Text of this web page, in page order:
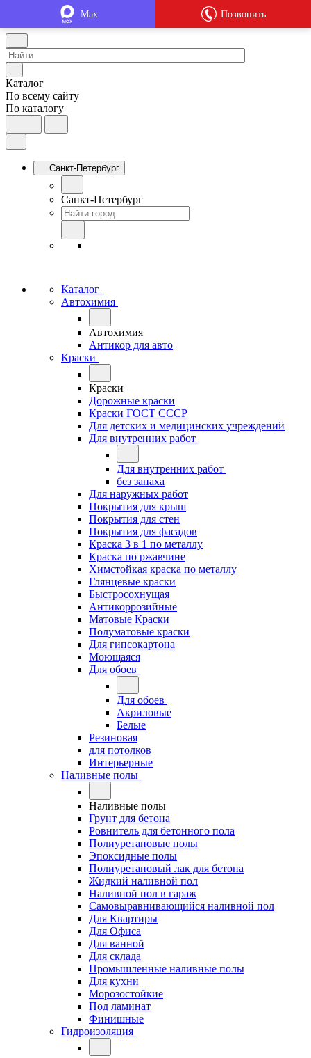
Каталог
По всему сайту
По каталогу
Санкт-Петербург
Санкт-Петербург
Каталог
Автохимия
Автохимия
Антикор для авто
Краски
Краски
Дорожные краски
Краски ГОСТ СССР
Для детских и медицинских учреждений
Для внутренних работ
Для внутренних работ
без запаха
Для наружных работ
Покрытия для крыш
Покрытия для стен
Покрытия для фасадов
Краска 3 в 1 по металлу
Краска по ржавчине
Химстойкая краска по металлу
Глянцевые краски
Быстросохнущая
Антикоррозийные
Матовые Краски
Полуматовые краски
Для гипсокартона
Моющаяся
Для обоев
Для обоев
Акриловые
Белые
Резиновая
для потолков
Интерьерные
Наливные полы
Наливные полы
Грунт для бетона
Ровнитель для бетонного пола
Полиуретановые полы
Эпоксидные полы
Полиуретановый лак для бетона
Жидкий наливной пол
Наливной пол в гараж
Самовыравнивающийся наливной пол
Для Квартиры
Для Офиса
Для ванной
Для склада
Промышленные наливные полы
Для кухни
Морозостойкие
Под ламинат
Финишные
Гидроизоляция
Max Позвонить